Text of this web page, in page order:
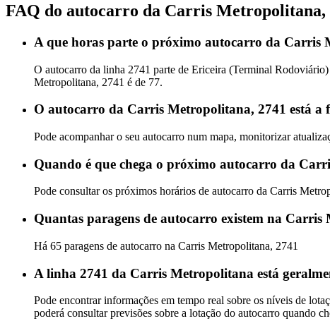
FAQ do autocarro da Carris Metropolitana,
A que horas parte o próximo autocarro da Carris
O autocarro da linha 2741 parte de Ericeira (Terminal
Metropolitana, 2741 é de 77.
O autocarro da Carris Metropolitana, 2741 está
Pode acompanhar o seu autocarro num mapa, monitorizar
Quando é que chega o próximo autocarro da
Pode consultar os próximos horários de autocarro da Carris
Quantas paragens de autocarro existem na Carris
Há 65 paragens de autocarro na Carris Metropolitana, 2741
A linha 2741 da Carris Metropolitana está
Pode encontrar informações em tempo real sobre os níveis de
poderá consultar previsões sobre a lotação do autocarro quando